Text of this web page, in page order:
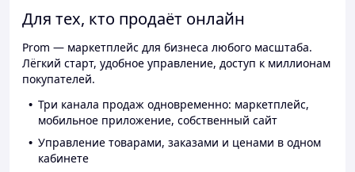
Для тех, кто продаёт онлайн
Prom — маркетплейс для бизнеса любого масштаба.
Лёгкий старт, удобное управление, доступ к миллионам
покупателей.
Три канала продаж одновременно: маркетплейс,
мобильное приложение, собственный сайт
Управление товарами, заказами и ценами в одном
кабинете